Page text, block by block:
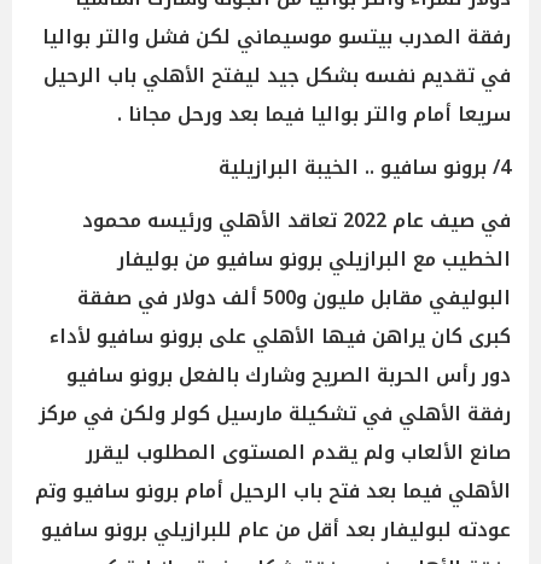
رفقة المدرب بيتسو موسيماني لكن فشل والتر بواليا
في تقديم نفسه بشكل جيد ليفتح الأهلي باب الرحيل
سريعا أمام والتر بواليا فيما بعد ورحل مجانا .
4/ برونو سافيو .. الخيبة البرازيلية
في صيف عام 2022 تعاقد الأهلي ورئيسه محمود
الخطيب مع البرازيلي برونو سافيو من بوليفار
البوليفي مقابل مليون و500 ألف دولار في صفقة
كبرى كان يراهن فيها الأهلي على برونو سافيو لأداء
دور رأس الحربة الصريح وشارك بالفعل برونو سافيو
رفقة الأهلي في تشكيلة مارسيل كولر ولكن في مركز
صانع الألعاب ولم يقدم المستوى المطلوب ليقرر
الأهلي فيما بعد فتح باب الرحيل أمام برونو سافيو وتم
عودته لبوليفار بعد أقل من عام للبرازيلي برونو سافيو